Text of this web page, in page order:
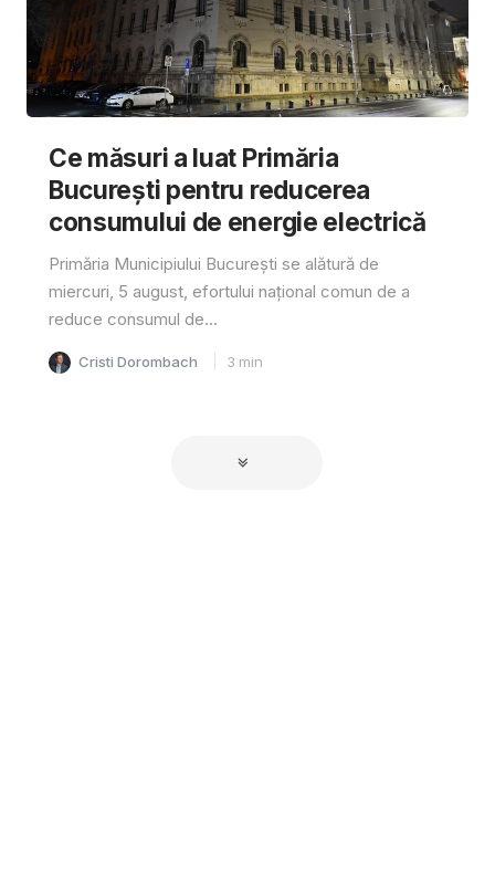
Ce măsuri a luat Primăria
București pentru reducerea
consumului de energie electrică
Primăria Municipiului București se alătură de
miercuri, 5 august, efortului național comun de a
reduce consumul de...
Cristi Dorombach 3 min